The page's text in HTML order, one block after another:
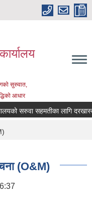
सुरुवात,
आधार
सरुवा सहमतीका लागि दरखास्त
(O&M)